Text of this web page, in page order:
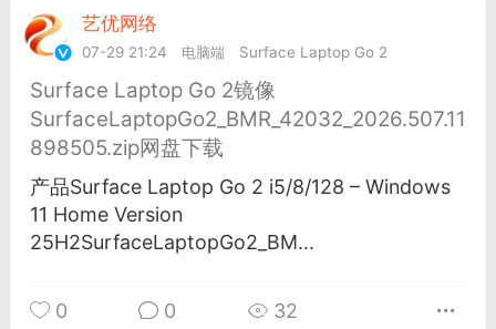
手机 系统 网站
游戏 兴趣
艺优网络
07-29 21:24
电脑端 Surface Laptop Go 2
Surface Laptop Go 2镜像
SurfaceLaptopGo2_BMR_42032_2026.507.11
898505.zip网盘下载
产品Surface Laptop Go 2 i5/8/128 – Windows
11 Home Version
25H2SurfaceLaptopGo2_BM...
0 0 32